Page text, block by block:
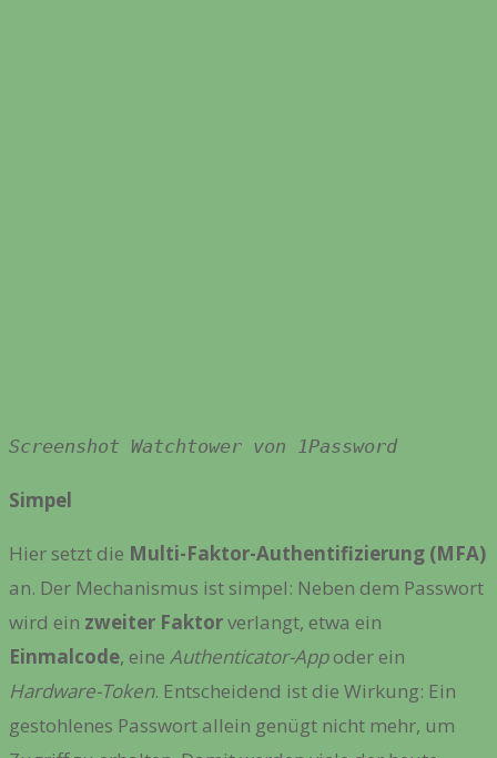
Screenshot Watchtower von 1Password
Simpel
Hier setzt die Multi-Faktor-Authentifizierung (MFA)
an. Der Mechanismus ist simpel: Neben dem Passwort
wird ein zweiter Faktorverlangt, etwa ein
Einmalcode, eine Authenticator-Appoder ein
Hardware-Token. Entscheidend ist die Wirkung: Ein
gestohlenes Passwort allein genügt nicht mehr, um